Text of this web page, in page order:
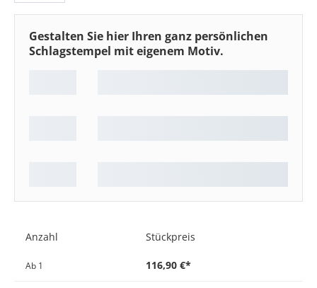
Gestalten Sie hier Ihren ganz persönlichen
Schlagstempel mit eigenem Motiv.
Anzahl Stückpreis
Ab 1 116,90 €*